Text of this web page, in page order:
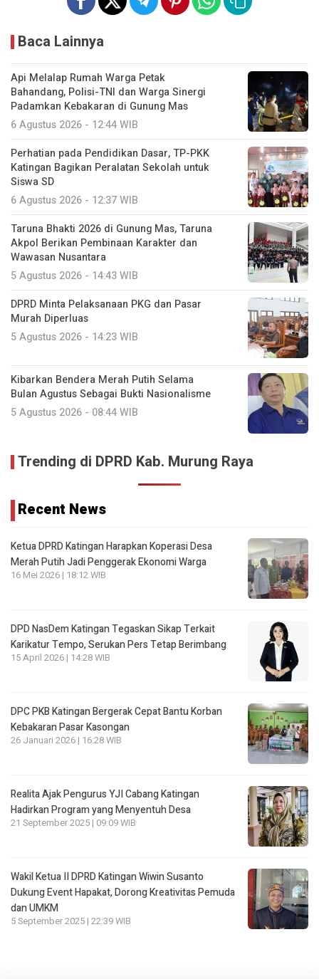
Baca Lainnya
Api Melalap Rumah Warga Petak
Bahandang, Polisi-TNI dan Warga Sinergi
Padamkan Kebakaran di Gunung Mas
6 Agustus 2026 - 12:44 WIB
Perhatian pada Pendidikan Dasar, TP-PKK
Katingan Bagikan Peralatan Sekolah untuk
Siswa SD
6 Agustus 2026 - 12:37 WIB
Taruna Bhakti 2026 di Gunung Mas, Taruna
Akpol Berikan Pembinaan Karakter dan
Wawasan Nusantara
5 Agustus 2026 - 14:43 WIB
DPRD Minta Pelaksanaan PKG dan Pasar
Murah Diperluas
5 Agustus 2026 - 14:23 WIB
Kibarkan Bendera Merah Putih Selama
Bulan Agustus Sebagai Bukti Nasionalisme
5 Agustus 2026 - 08:44 WIB
Trending di DPRD Kab. Murung Raya
Recent News
Ketua DPRD Katingan Harapkan Koperasi Desa
Merah Putih Jadi Penggerak Ekonomi Warga
16 Mei 2026 | 18:12 WIB
DPD NasDem Katingan Tegaskan Sikap Terkait
Karikatur Tempo, Serukan Pers Tetap Berimbang
15 April 2026 | 14:28 WIB
DPC PKB Katingan Bergerak Cepat Bantu Korban
Kebakaran Pasar Kasongan
26 Januari 2026 | 16:28 WIB
Realita Ajak Pengurus YJI Cabang Katingan
Hadirkan Program yang Menyentuh Desa
21 September 2025 | 09:09 WIB
Wakil Ketua II DPRD Katingan Wiwin Susanto
Dukung Event Hapakat, Dorong Kreativitas Pemuda
dan UMKM
5 September 2025 | 22:39 WIB